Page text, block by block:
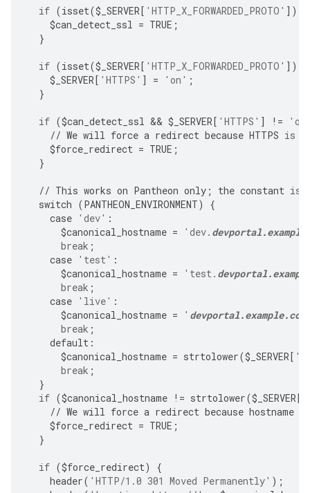
if (isset($ _SERVER [ 'HTTP_X_FORWARDED_PROTO' ])
$can_detect_ssl = TRUE ;
}
if (isset($ _SERVER [ 'HTTP_X_FORWARDED_PROTO' ])
$ _SERVER [ 'HTTPS' ] = 'on' ;
}
if ($can_detect_ssl && $ _SERVER [ 'HTTPS' ] !=
// We will force a redirect because HTTPS is
$force_redirect = TRUE ;
}
// This works on Pantheon only ; the constant is
switch (PANTHEON_ENVIRONMENT)
{
case 'dev' :
$canonical_hostname = 'dev.
break ;
case 'test' :
$canonical_hostname = 'test.
break ;
case 'live' :
$canonical_hostname = ' devportal.example.com
break ;
default :
$canonical_hostname = strtolower($ _SERVER [
break ;
}
if ($canonical_hostname != strtolower($ _SERVER
// We will force a redirect because hostname
$force_redirect = TRUE ;
}
if ($force_redirect)
{
header( 'HTTP/1.0 301 Moved Permanently' );